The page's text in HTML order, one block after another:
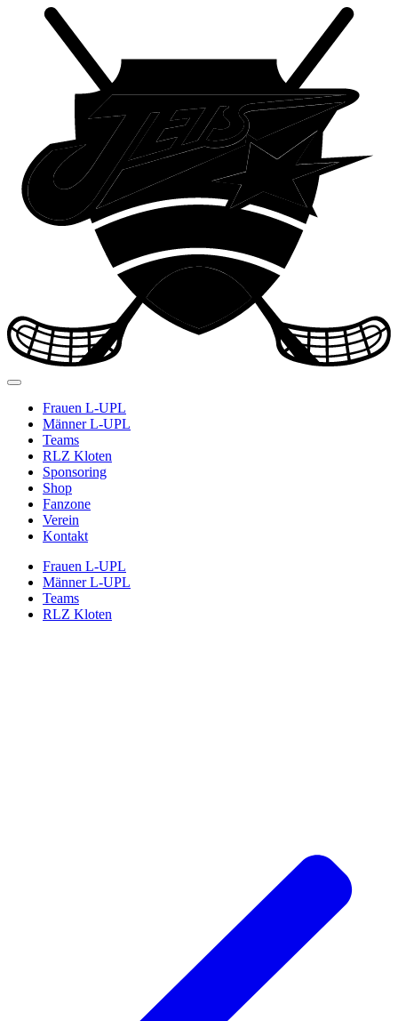
Frauen L-UPL
Männer L-UPL
Teams
RLZ Kloten
Sponsoring
Shop
Fanzone
Verein
Kontakt
Frauen L-UPL
Männer L-UPL
Teams
RLZ Kloten